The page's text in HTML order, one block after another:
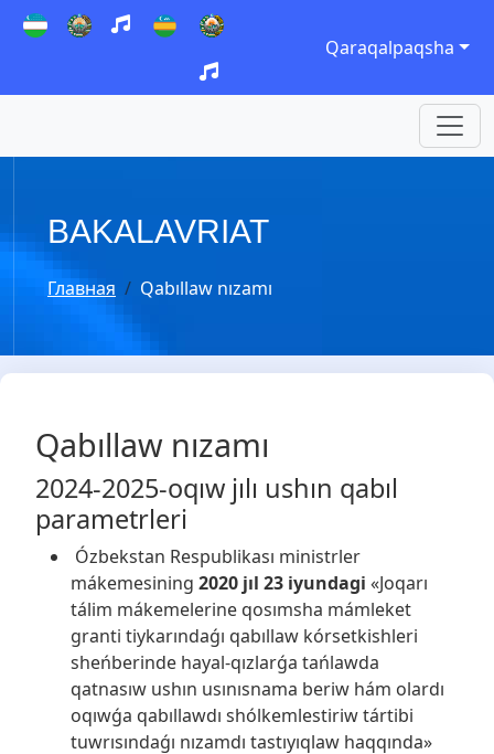
Qaraqalpaqsha
BAKALAVRIAT
Главная Qabıllaw nızamı
Qabıllaw nızamı
2024-2025-oqıw jılı ushın qabıl
parametrleri
Ózbekstan Respublikası ministrler
mákemesining 2020 jıl 23 iyundagi «Joqarı
tálim mákemelerine qosımsha mámleket
granti tiykarındaǵı qabıllaw kórsetkishleri
sheńberinde hayal-qızlarǵa tańlawda
qatnasıw ushın usınısnama beriw hám olardı
oqıwǵa qabıllawdı shólkemlestiriw tártibi
tuwrısındaǵı nızamdı tastıyıqlaw haqqında»